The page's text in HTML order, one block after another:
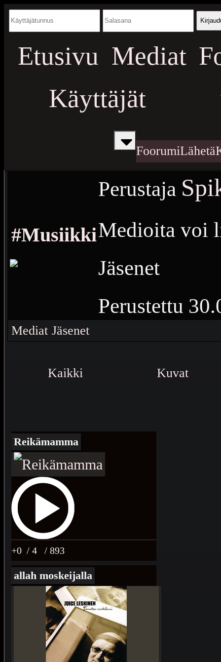
Etusivu Mediat
Käyttäjät
FoorumiLähetä
#Musiikki
Perustaja
Medioita voi
Jäsenet
Perustettu
Kaikki
Mediat Jäsenet
Kaikki Kuvat
Reikämamma
+0 / 4 / 893
allah moskeijalla